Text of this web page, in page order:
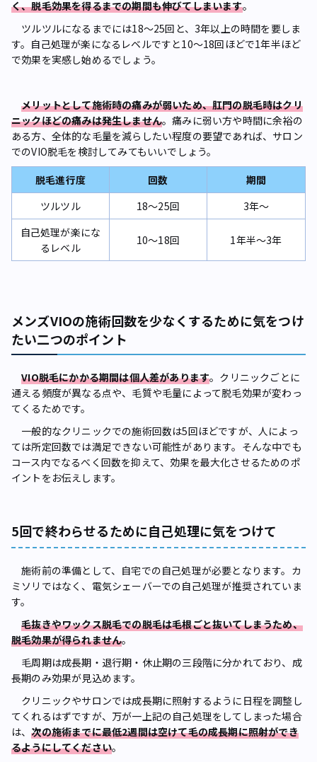
く、脱毛効果を得るまでの期間も伸びてしまいます。
ツルツルになるまでには18〜25回と、3年以上の時間を要しま
す。自己処理が楽になるレベルですと10〜18回ほどで1年半ほど
で効果を実感し始めるでしょう。
メリットとして施術時の痛みが弱いため、肛門の脱毛時はクリ
ニックほどの痛みは発生しません。痛みに弱い方や時間に余裕の
ある方、全体的な毛量を減らしたい程度の要望であれば、サロン
でのVIO脱毛を検討してみてもいいでしょう。
脱毛進行度
回数
期間
ツルツル
18〜25回
3年〜
自己処理が楽にな
るレベル
10〜18回 1年半〜3年
メンズVIOの施術回数を少なくするために気をつけ
たい二つのポイント
VIO脱毛にかかる期間は個人差があります。クリニックごとに
通える頻度が異なる点や、毛質や毛量によって脱毛効果が変わっ
てくるためです。
一般的なクリニックでの施術回数は5回ほどですが、人によっ
ては所定回数では満足できない可能性があります。そんな中でも
コース内でなるべく回数を抑えて、効果を最大化させるためのポ
イントをお伝えします。
5回で終わらせるために自己処理に気をつけて
施術前の準備として、自宅での自己処理が必要となります。カ
ミソリではなく、電気シェーバーでの自己処理が推奨されていま
す。
毛抜きやワックス脱毛での脱毛は毛根ごと抜いてしまうため、
脱毛効果が得られません。
毛周期は成長期・退行期・休止期の三段階に分かれており、成
長期のみ効果が見込めます。
クリニックやサロンでは成長期に照射するように日程を調整し
てくれるはずですが、万が一上記の自己処理をしてしまった場合
は、次の施術までに最低2週間は空けて毛の成長期に照射ができ
るようにしてください。